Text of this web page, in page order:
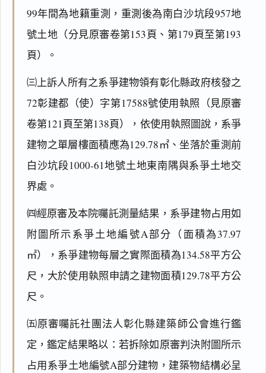
99年間為地籍重測，重測後為南白沙坑段957地
號土地（分見原審卷第153頁、第179頁至第193
頁）。
㈢上訴人所有之系爭建物領有彰化縣政府核發之
72彰建都（使）字第17588號使用執照（見原審
卷第121頁至第138頁），依使用執照圖說，系爭
建物之單層樓面積應為129.78㎡、坐落於重測前
白沙坑段1000-61地號土地東南隅與系爭土地交
界處。
㈣經原審及本院囑託測量結果，系爭建物占用如
附圖所示系爭土地編號A部分（面積為37.97
㎡），系爭建物每層之實際面積為134.58平方公
尺，大於使用執照申請之建物面積129.78平方公
尺。
㈤原審囑託社團法人彰化縣建築師公會進行鑑
定，鑑定結果略以：若拆除如原審判決附圖所示
占用系爭土地編號A部分建物，建築物結構必呈